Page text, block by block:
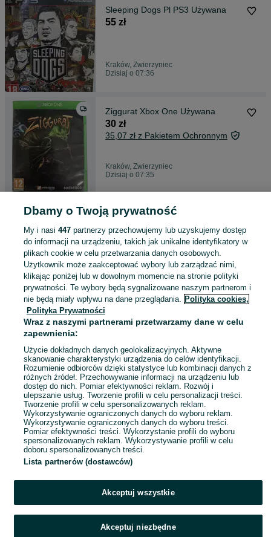
Sleeping Dogs Pl PS3 Używana
55 zł
Kraków, Zwierzyniec
Dzisiaj o 07:36
Ziggurat Xbox One Używana
30 zł
35,07 zł z Pakietem Ochronnym
Kraków, Zwierzyniec
Dzisiaj o 07:35
Vampyr XBOX ONE Używana
66,39 zł z Pakietem Ochronnym
Kraków, Zwierzyniec
Dzisiaj o 07:25
(Kod)
65,35 zł z Pakietem Ochronnym
Kraków, Zwierzyniec
Dzisiaj o 07:25
1 2 3 ... 100
Dbamy o Twoją prywatność
My i nasi 447partnerzy przechowujemy lub uzyskujemy dostęp
do informacji na urządzeniu, takich jak unikalne identyfikatory w
plikach cookie w celu przetwarzania danych osobowych.
Użytkownik może zaakceptować wybory lub zarządzać nimi,
klikając poniżej lub w dowolnym momencie na stronie polityki
prywatności. Te wybory będą sygnalizowane naszym partnerom i
nie będą miały wpływu na dane przeglądania. Polityka cookies,
Polityka Prywatności
Wraz z naszymi partnerami przetwarzamy dane w celu
zapewnienia:
Użycie dokładnych danych geolokalizacyjnych. Aktywne
skanowanie charakterystyki urządzenia do celów identyfikacji.
Rozumienie odbiorców dzięki statystyce lub kombinacji danych z
różnych źródeł. Przechowywanie informacji na urządzeniu lub
dostęp do nich. Pomiar efektywności reklam. Rozwój i
ulepszanie usług. Tworzenie profili w celu personalizacji treści.
Tworzenie profili w celu spersonalizowanych reklam.
Wykorzystywanie ograniczonych danych do wyboru reklam.
Wykorzystywanie ograniczonych danych do wyboru treści.
Pomiar efektywności treści. Wykorzystanie profili do wyboru
spersonalizowanych reklam. Wykorzystywanie profili w celu
doboru spersonalizowanych treści.
Lista partnerów (dostawców)
Akceptuj wszystkie
Akceptuj niezbędne